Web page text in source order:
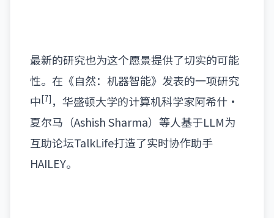
最新的研究也为这个愿景提供了切实的可能
性。在《自然：机器智能》发表的一项研究
中[7] ，华盛顿大学的计算机科学家阿希什·
夏尔马 （Ashish Sharma） 等人基于LLM为
互助论坛TalkLife打造了实时协作助手
HAILEY。